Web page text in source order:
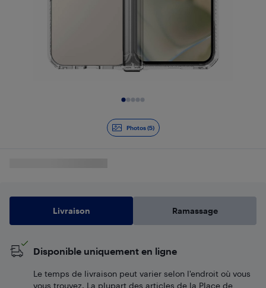
Photos (5)
Livraison Ramassage
Disponible uniquement en ligne
Le temps de livraison peut varier selon l'endroit où vous
vous trouvez. La plupart des articles de la Place de